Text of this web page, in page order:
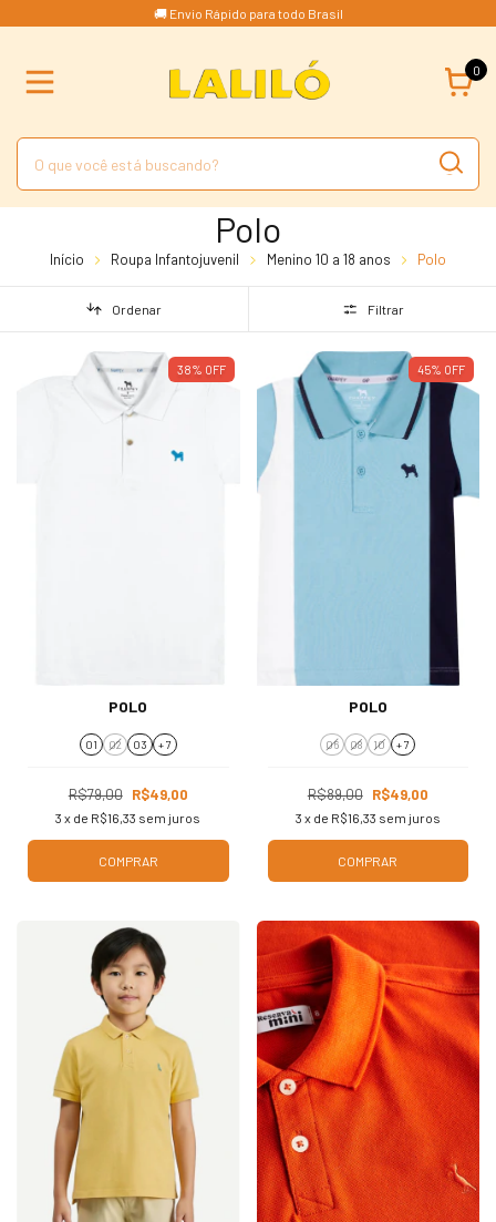
🚚 Envio Rápido para todo Brasil
0
Polo
Início Roupa Infantojuvenil Menino 10 a 18 anos Polo
Ordenar Filtrar
38% OFF
POLO
01 02 03 + 7
R$79,00 R$49,00
3 x de R$16,33 sem juros
COMPRAR
45% OFF
POLO
06 08 10 + 7
R$89,00 R$49,00
3 x de R$16,33 sem juros
COMPRAR